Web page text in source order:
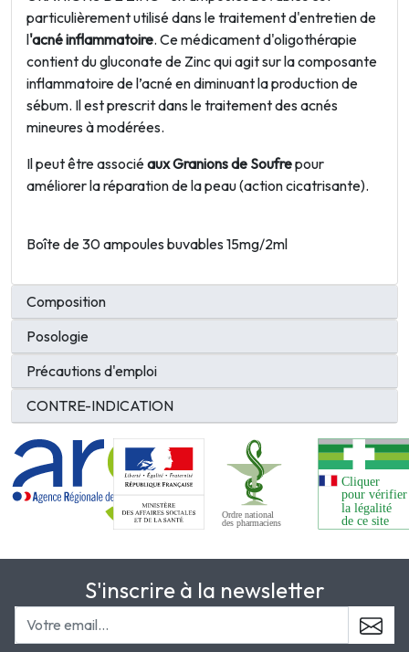
particulièrement utilisé dans le traitement d'entretien de
l'acné inflammatoire. Ce médicament d'oligothérapie
contient du gluconate de Zinc qui agit sur la composante
inflammatoire de l’acné en diminuant la production de
sébum. Il est prescrit dans le traitement des acnés
mineures à modérées.
Il peut être associéaux Granions de Soufrepour
améliorer la réparation de la peau (action cicatrisante).
Boîte de 30 ampoules buvables 15mg/2ml
Composition
Posologie
Précautions d'emploi
CONTRE-INDICATION
S'inscrire à la newsletter